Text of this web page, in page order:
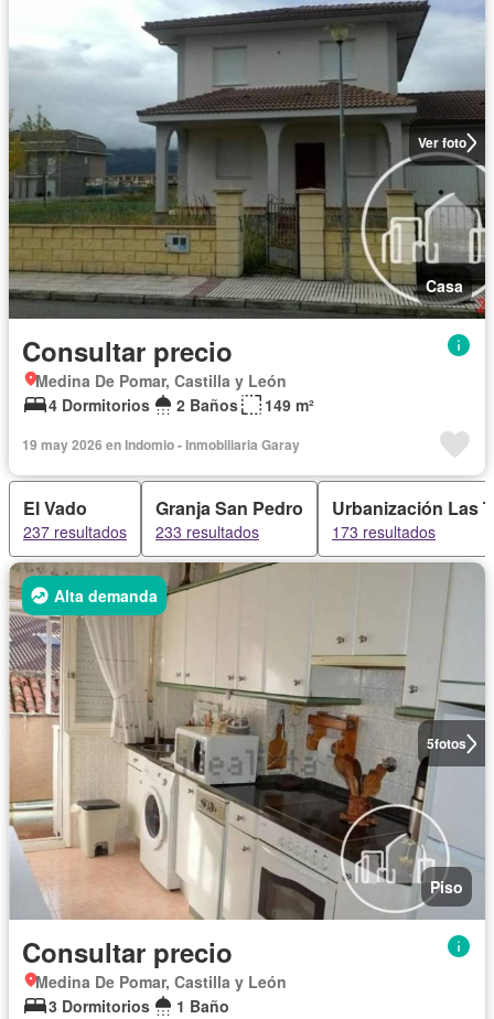
Ver foto
Casa
Consultar precio
Medina De Pomar, Castilla y León
4 Dormitorios
2 Baños 149 m²
19 may 2026 en Indomio - Inmobiliaria Garay
El Vado
237 resultados
Granja San Pedro
233 resultados
Urbanización Las
173 resultados
5fotos
Alta demanda
Piso
Consultar precio
Medina De Pomar, Castilla y León
3 Dormitorios
1 Baño